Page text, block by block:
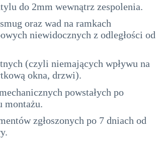
do 2mm wewnątrz zespolenia.
oraz wad na ramkach
niewidocznych z odległości od
(czyli niemających wpływu na
okna, drzwi).
powstałych po
montażu.
zgłoszonych po 7 dniach od